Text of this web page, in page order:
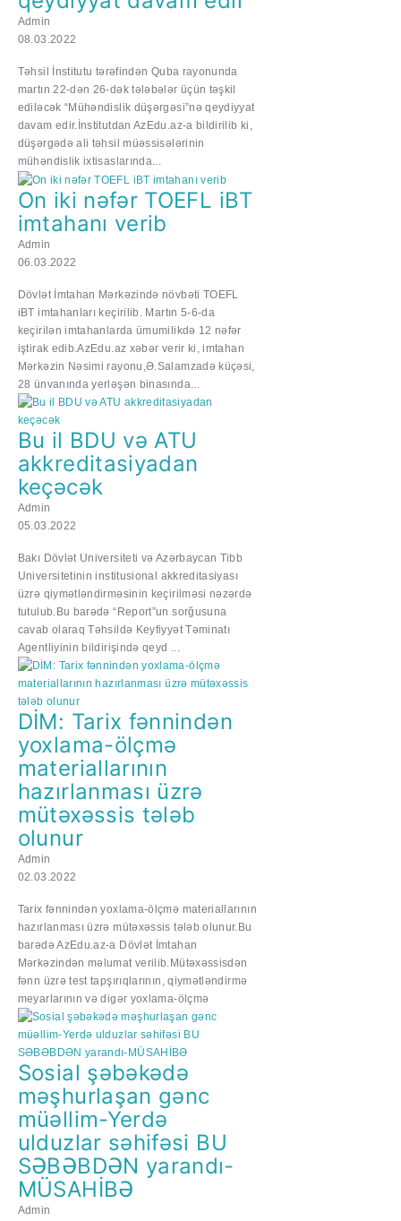
Admin
08.03.2022
Təhsil İnstitutu tərəfindən Quba rayonunda
martın 22-dən 26-dək tələbələr üçün təşkil
ediləcək “Mühəndislik düşərgəsi”nə qeydiyyat
davam edir.İnstitutdan AzEdu.az-a bildirilib ki,
düşərgədə ali təhsil müəssisələrinin
mühəndislik ixtisaslarında...
On iki nəfər TOEFL iBT
imtahanı verib
Admin
06.03.2022
Dövlət İmtahan Mərkəzində növbəti TOEFL
iBT imtahanları keçirilib. Martın 5-6-da
keçirilən imtahanlarda ümumilikdə 12 nəfər
iştirak edib.AzEdu.az xəbər verir ki, imtahan
Mərkəzin Nəsimi rayonu,Ə.Salamzadə küçəsi,
28 ünvanında yerləşən binasında...
Bu il BDU və ATU
akkreditasiyadan
keçəcək
Admin
05.03.2022
Bakı Dövlət Universiteti və Azərbaycan Tibb
Universitetinin institusional akkreditasiyası
üzrə qiymətləndirməsinin keçirilməsi nəzərdə
tutulub.Bu barədə “Report”un sorğusuna
cavab olaraq Təhsildə Keyfiyyət Təminatı
Agentliyinin bildirişində qeyd ...
DİM: Tarix fənnindən
yoxlama-ölçmə
materiallarının
hazırlanması üzrə
mütəxəssis tələb
olunur
Admin
02.03.2022
Tarix fənnindən yoxlama-ölçmə materiallarının
hazırlanması üzrə mütəxəssis tələb olunur.Bu
barədə AzEdu.az-a Dövlət İmtahan
Mərkəzindən məlumat verilib.Mütəxəssisdən
fənn üzrə test tapşırıqlarının, qiymətləndirmə
meyarlarının və digər yoxlama-ölçmə
Sosial şəbəkədə
məşhurlaşan gənc
müəllim-Yerdə
ulduzlar səhifəsi BU
SƏBƏBDƏN yarandı-
MÜSAHİBƏ
Admin